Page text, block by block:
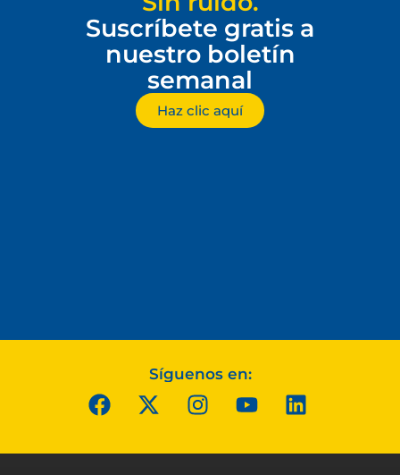
Suscríbete gratis a
nuestro boletín
semanal
Haz clic aquí
Síguenos en: